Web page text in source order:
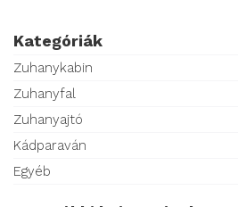
Kategóriák
Zuhanykabin
Zuhanyfal
Zuhanyajtó
Kádparaván
Egyéb